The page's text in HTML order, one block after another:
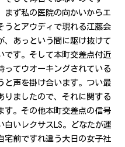
まず私の医院の向かいからエ
うとアウディで現れる江藤会
、あっという間に駆け抜けて
です。そして本町交差点付近
ってウオーキングされている
と声を掛け合います。つい最
りましたので、それに関する
す。その他本町交差点の信号
白いレクサスLS。どなたが運
宅前ですれ違う大日の女子社